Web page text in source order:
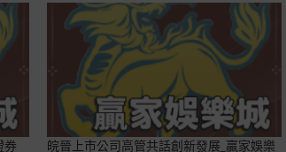
券
皖晉上市公司高管共話創新發展_贏家娛樂